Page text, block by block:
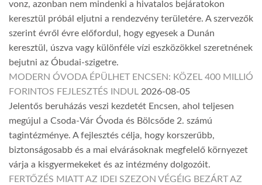
vonz, azonban nem mindenki a hivatalos bejáratokon
keresztül próbál eljutni a rendezvény területére. A szervezők
szerint évről évre előfordul, hogy egyesek a Dunán
keresztül, úszva vagy különféle vízi eszközökkel szeretnének
bejutni az Óbudai-szigetre.
MODERN ÓVODA ÉPÜLHET ENCSEN: KÖZEL 400 MILLIÓ
FORINTOS FEJLESZTÉS INDUL 2026-08-05
Jelentős beruházás veszi kezdetét Encsen, ahol teljesen
megújul a Csoda-Vár Óvoda és Bölcsőde 2. számú
tagintézménye. A fejlesztés célja, hogy korszerűbb,
biztonságosabb és a mai elvárásoknak megfelelő környezet
várja a kisgyermekeket és az intézmény dolgozóit.
FERTŐZÉS MIATT AZ IDEI SZEZON VÉGÉIG BEZÁRT AZ